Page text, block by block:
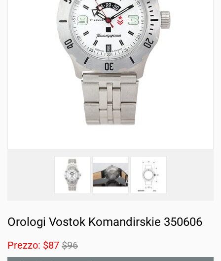
Orologi Vostok Komandirskie 350606
Prezzo: $87 $96